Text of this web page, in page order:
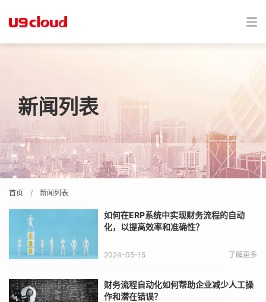
新闻列表
首页 / 新闻列表
如何在ERP系统中实现财务流程的自动
化，以提高效率和准确性？
2024-05-15 了解更多
财务流程自动化如何帮助企业减少人工操
作和潜在错误？